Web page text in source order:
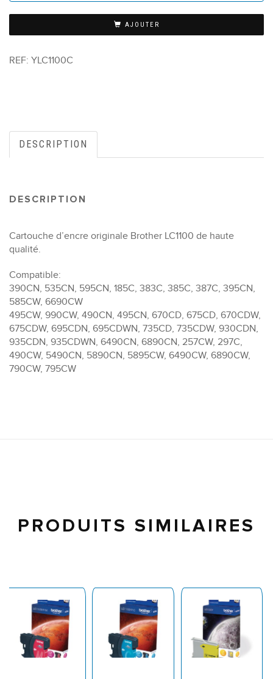
AJOUTER
REF: YLC1100C
DESCRIPTION
DESCRIPTION
Cartouche d’encre originale Brother LC1100 de haute
qualité.
Compatible:
390CN, 535CN, 595CN, 185C, 383C, 385C, 387C, 395CN,
585CW, 6690CW
495CW, 990CW, 490CN, 495CN, 670CD, 675CD, 670CDW,
675CDW, 695CDN, 695CDWN, 735CD, 735CDW, 930CDN,
935CDN, 935CDWN, 6490CN, 6890CN, 257CW, 297C,
490CW, 5490CN, 5890CN, 5895CW, 6490CW, 6890CW,
790CW, 795CW
PRODUITS SIMILAIRES